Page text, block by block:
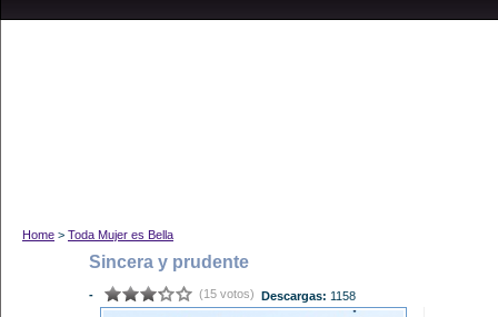
Home > Toda Mujer es Bella
Sincera y prudente
- (15 votos) Descargas: 1158